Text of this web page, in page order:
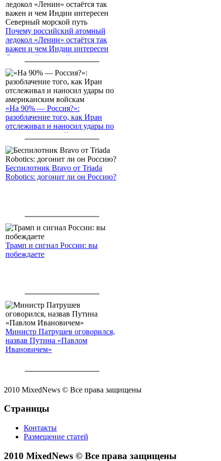
Почему российский атомный
ледокол «Ленин» остаётся так
важен и чем Индии интересен
Северный морской путь
«На 90% — Россия?»:
разоблачение того, как Иран
отслеживал и наносил удары по
американским войскам
Беспилотник Bravo от Triada
Robotics: догонит ли он Россию?
Трамп и сигнал России: вы
побеждаете
Министр Патрушев оговорился,
назвав Путина «Павлом
Ивановичем»
2010 MixedNews © Все права защищены
Страницы
Контакты
Размещение статей
2010 MixedNews © Все права защищены